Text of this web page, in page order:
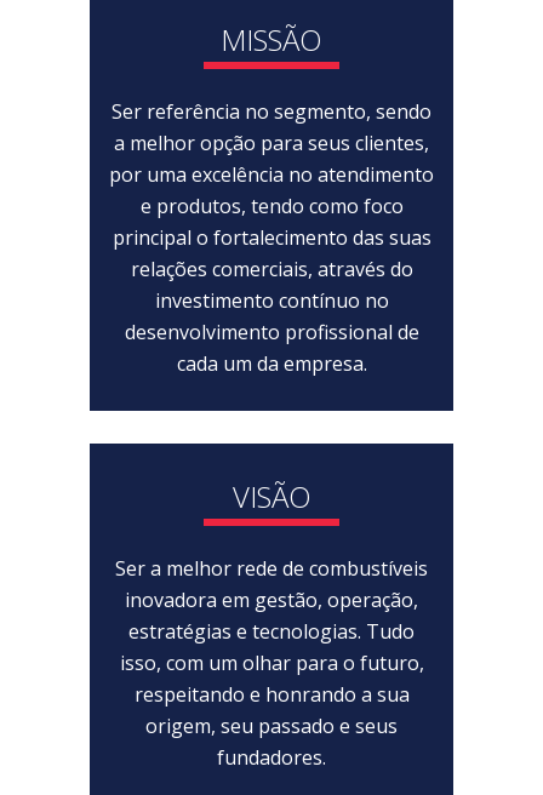
MISSÃO
Ser referência no segmento, sendo
a melhor opção para seus clientes,
por uma excelência no atendimento
e produtos, tendo como foco
principal o fortalecimento das suas
relações comerciais, através do
investimento contínuo no
desenvolvimento profissional de
cada um da empresa.
VISÃO
Ser a melhor rede de combustíveis
inovadora em gestão, operação,
estratégias e tecnologias. Tudo
isso, com um olhar para o futuro,
respeitando e honrando a sua
origem, seu passado e seus
fundadores.